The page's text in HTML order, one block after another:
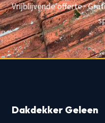
Vrijblijvende offerte ·
Dakdekker Geleen